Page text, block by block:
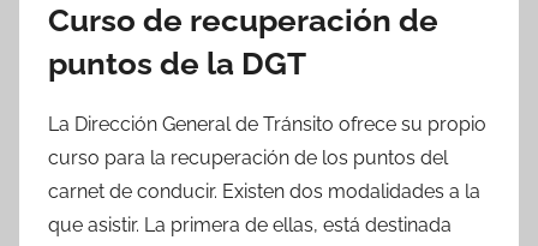
Curso de recuperación de
puntos de la DGT
La Dirección General de Tránsito ofrece su propio
curso para la recuperación de los puntos del
carnet de conducir. Existen dos modalidades a la
que asistir. La primera de ellas, está destinada